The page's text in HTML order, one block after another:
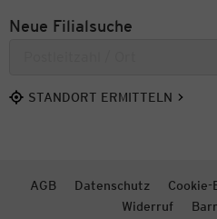
Neue Filialsuche
STANDORT ERMITTELN
AGB Datenschutz
Widerruf